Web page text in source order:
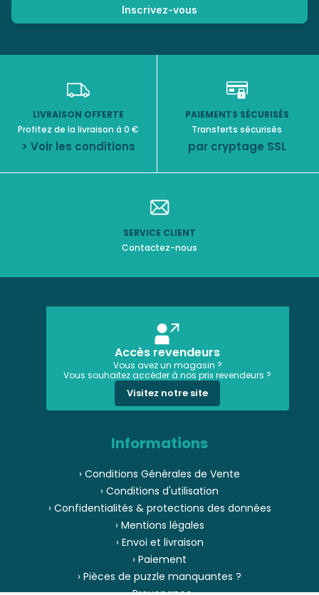
LIVRAISON OFFERTE
Profitez de la livraison à 0 €
> Voir les conditions
PAIEMENTS SÉCURISÉS
Transferts sécurisés
par cryptage SSL
SERVICE CLIENT
Contactez-nous
Accès revendeurs
Vous avez un magasin ?
Vous souhaitez accéder à nos prix revendeurs ?
Visitez notre site
Informations
› Conditions Générales de Vente
› Conditions d'utilisation
› Confidentialités & protections des données
› Mentions légales
› Envoi et livraison
› Paiement
› Pièces de puzzle manquantes ?